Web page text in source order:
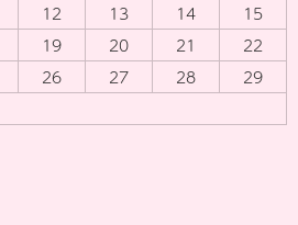
12 13 14
15
19 20 21
22
26 27 28
29